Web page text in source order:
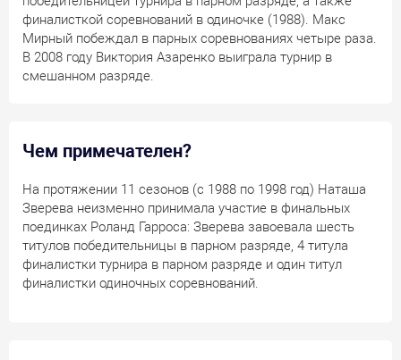
соревновании пар. В2010и2011 году победителем
парных соревнований становился Макс Мирный,
выступавший вместе с канадцем Даниэлем Нестором.
финалисткой соревнований в одиночке (1988). Макс
Мирный побеждал в парных соревнованиях четыре раза.
В 2008 году Виктория Азаренко выиграла турнир в
смешанном разряде.
Чем примечателен?
На протяжении 11 сезонов (с 1988 по 1998 год) Наташа
Зверева неизменно принимала участие в финальных
поединках Роланд Гарроса: Зверева завоевала шесть
титулов победительницы в парном разряде, 4 титула
финалистки турнира в парном разряде и один титул
финалистки одиночных соревнований.